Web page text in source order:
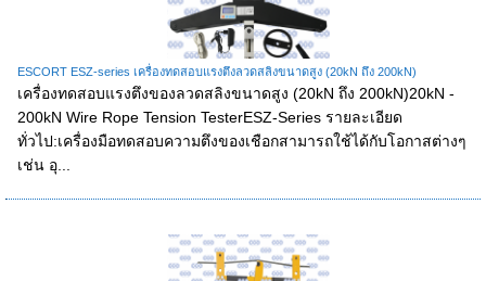
ESCORT ESZ-series เครื่องทดสอบแรงตึงลวดสลิงขนาดสูง (20kN ถึง 200kN)
เครื่องทดสอบแรงตึงของลวดสลิงขนาดสูง (20kN ถึง 200kN)20kN -
200kN Wire Rope Tension TesterESZ-Series รายละเอียด
ทั่วไป:เครื่องมือทดสอบความตึงของเชือกสามารถใช้ได้กับโอกาสต่างๆ
เช่น อุ...